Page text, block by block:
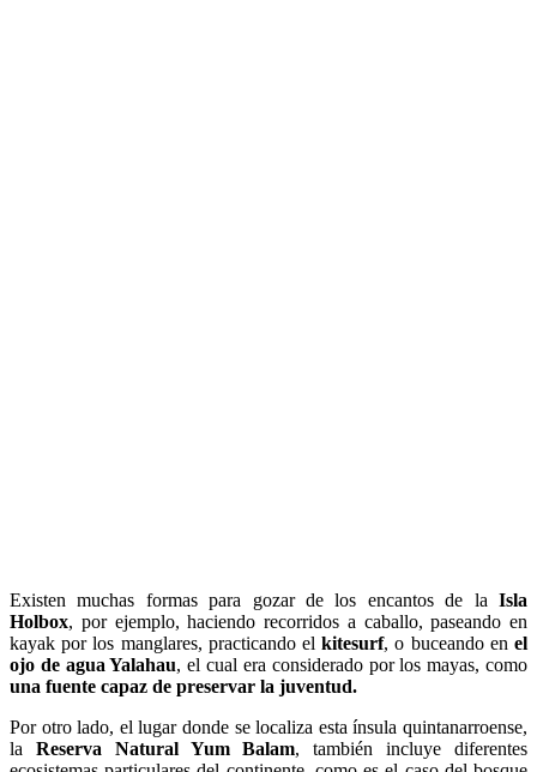
Existen muchas formas para gozar de los encantos de la Isla
Holbox, por ejemplo, haciendo recorridos a caballo, paseando en
kayak por los manglares, practicando el kitesurf, o buceando enel
ojo de agua Yalahau, el cual era considerado por los mayas, como
una fuente capaz de preservar la juventud.
Por otro lado, el lugar donde se localiza esta ínsula quintanarroense,
la Reserva Natural Yum Balam, también incluye diferentes